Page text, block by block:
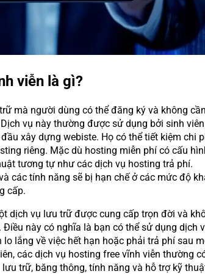
viễn là gì?
mà người dùng có thể đăng ký và không
vụ này thường được sử dụng bởi sinh viên
xây dựng webiste. Họ có thể tiết kiệm chi
riêng. Mặc dù hosting miễn phí có cấu
tương tự như các dịch vụ hosting trả phí.
các tính năng sẽ bị hạn chế ở các mức độ
cấp.
dịch vụ lưu trữ được cung cấp trọn đời và
này có nghĩa là bạn có thể sử dụng dịch
lắng về việc hết hạn hoặc phải trả phí sau
các dịch vụ hosting free vĩnh viễn thường
trữ, băng thông, tính năng và hỗ trợ kỹ